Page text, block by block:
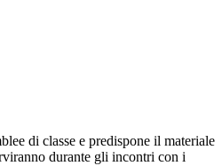
di classe e predispone il materiale
durante gli incontri con i